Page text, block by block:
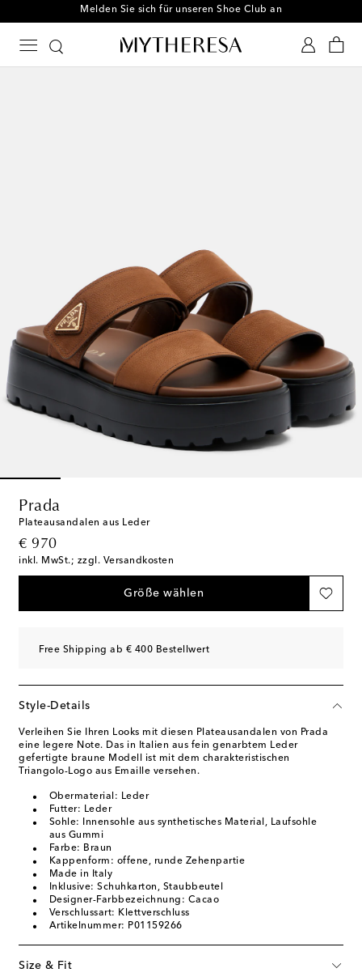
Melden Sie sich für unseren Shoe Club an
Prada
Plateausandalen aus Leder
€ 970
original price
inkl. MwSt.; zzgl. Versandkosten
Größe wählen
Free Shipping ab € 400 Bestellwert
Style-Details
Verleihen Sie Ihren Looks mit diesen Plateausandalen von Prada
eine legere Note. Das in Italien aus fein genarbtem Leder
gefertigte braune Modell ist mit dem charakteristischen
Triangolo-Logo aus Emaille versehen.
Obermaterial: Leder
Futter: Leder
Sohle: Innensohle aus synthetisches Material, Laufsohle
aus Gummi
Farbe: Braun
Kappenform: offene, runde Zehenpartie
Made in Italy
Inklusive: Schuhkarton, Staubbeutel
Designer-Farbbezeichnung: Cacao
Verschlussart: Klettverschluss
Artikelnummer: P01159266
Size & Fit